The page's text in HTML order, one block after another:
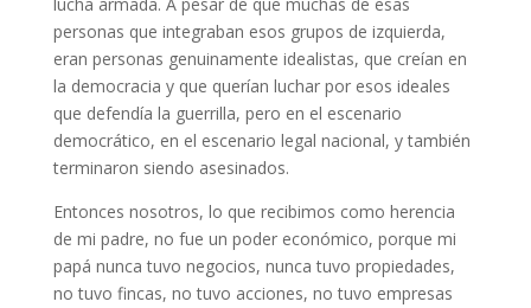
personas que integraban esos grupos de izquierda,
eran personas genuinamente idealistas, que creían en
la democracia y que querían luchar por esos ideales
que defendía la guerrilla, pero en el escenario
democrático, en el escenario legal nacional, y también
terminaron siendo asesinados.
Entonces nosotros, lo que recibimos como herencia
de mi padre, no fue un poder económico, porque mi
papá nunca tuvo negocios, nunca tuvo propiedades,
no tuvo fincas, no tuvo acciones, no tuvo empresas